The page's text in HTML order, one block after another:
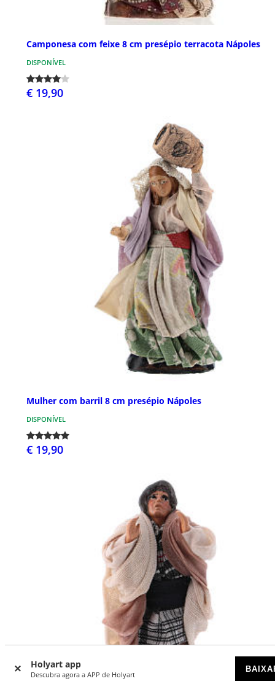
Holyart app
Descubra agora a APP de Holyart
Camponesa com feixe 8 cm presépio terracota Nápoles
DISPONÍVEL
€ 19,90
Mulher com barril 8 cm presépio Nápoles
DISPONÍVEL
€ 19,90